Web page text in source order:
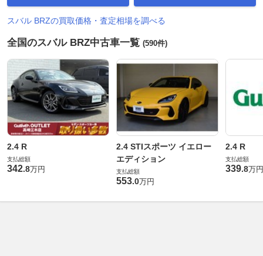
スバル BRZの買取価格・査定相場を調べる
全国のスバル BRZ中古車一覧 (590件)
2.4 R
支払総額
342.8万円
2.4 STIスポーツ イエロー
エディション
支払総額
553.0万円
2.4 R
支払総額
339.8万円